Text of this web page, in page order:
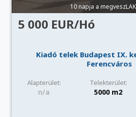
10 napja a
5 000 EUR/Hó
Kiadó telek Budapest IX.
Ferencváros
Alapterület: Telekterület:
n/a 5000 m2